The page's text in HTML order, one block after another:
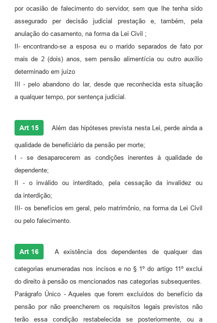
por ocasião de falecimento do servidor, sem que lhe tenha sido
assegurado per decisão judicial prestação e, também, pela
anulação do casamento, na forma da Lei Civil ;
II- encontrando-se a esposa eu o marido separados de fato por
mais de 2 (dois) anos, sem pensão alimentícia ou outro auxílio
determinado em juízo
III - pelo abandono do lar, desde que reconhecida esta situação
a qualquer tempo, por sentença judicial.
Art 15 Além das hipóteses prevista nesta Lei, perde ainda a
qualidade de beneficiário da pensão per morte;
I - se desaparecerem as condições inerentes à qualidade de
dependente;
II - o inválido ou interditado, pela cessação da invalidez ou
da interdição;
III- os benefícios em geral, pelo matrimônio, na forma da Lei Civil
ou pelo falecimento.
Art 16 A existência dos dependentes de qualquer das
categorias enumeradas nos incisos e no § 1º do artigo 11º exclui
do direito à pensão os mencionados nas categorias subsequentes.
Parágrafo Único - Aqueles que forem excluídos do benefício da
pensão por não preencherem os requisitos legais previstos não
terão essa condição restabelecida se posteriormente, ou a